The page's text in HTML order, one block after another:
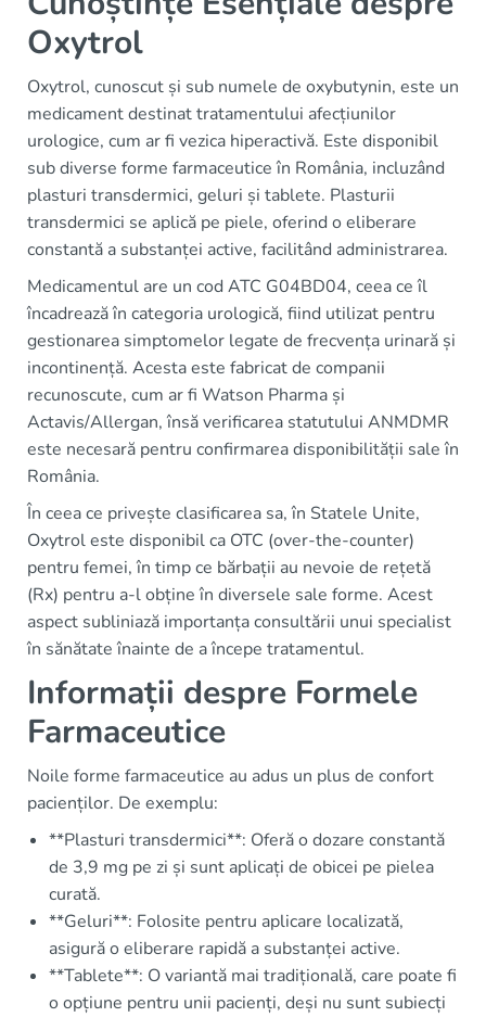
Oxytrol
Oxytrol, cunoscut și sub numele de oxybutynin, este un
medicament destinat tratamentului afecțiunilor
urologice, cum ar fi vezica hiperactivă. Este disponibil
sub diverse forme farmaceutice în România, incluzând
plasturi transdermici, geluri și tablete. Plasturii
transdermici se aplică pe piele, oferind o eliberare
constantă a substanței active, facilitând administrarea.
Medicamentul are un cod ATC G04BD04, ceea ce îl
încadrează în categoria urologică, fiind utilizat pentru
gestionarea simptomelor legate de frecvența urinară și
incontinență. Acesta este fabricat de companii
recunoscute, cum ar fi Watson Pharma și
Actavis/Allergan, însă verificarea statutului ANMDMR
este necesară pentru confirmarea disponibilității sale în
România.
În ceea ce privește clasificarea sa, în Statele Unite,
Oxytrol este disponibil ca OTC (over-the-counter)
pentru femei, în timp ce bărbații au nevoie de rețetă
(Rx) pentru a-l obține în diversele sale forme. Acest
aspect subliniază importanța consultării unui specialist
în sănătate înainte de a începe tratamentul.
Informații despre Formele
Farmaceutice
Noile forme farmaceutice au adus un plus de confort
pacienților. De exemplu:
**Plasturi transdermici**: Oferă o dozare constantă
de 3,9 mg pe zi și sunt aplicați de obicei pe pielea
curată.
**Geluri**: Folosite pentru aplicare localizată,
asigură o eliberare rapidă a substanței active.
**Tablete**: O variantă mai tradițională, care poate fi
o opțiune pentru unii pacienți, deși nu sunt subiecți